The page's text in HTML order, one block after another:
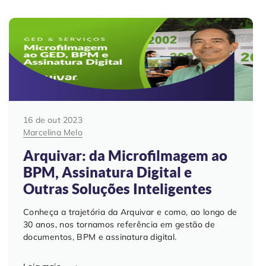
Contabilidade
Jurídico
Imobiliária
Tecnologia
Departamento Pessoal / RH
Agronegócio
Indique a ArqSin
Blog
Suporte
Validade Juridica
Validação ITI e Adobe
Jurisprudência
16 de out 2023
Marcelina Melo
Arquivar: da Microfilmagem ao
BPM, Assinatura Digital e
Outras Soluções Inteligentes
Conheça a trajetória da Arquivar e como, ao longo de
30 anos, nos tornamos referência em gestão de
documentos, BPM e assinatura digital.